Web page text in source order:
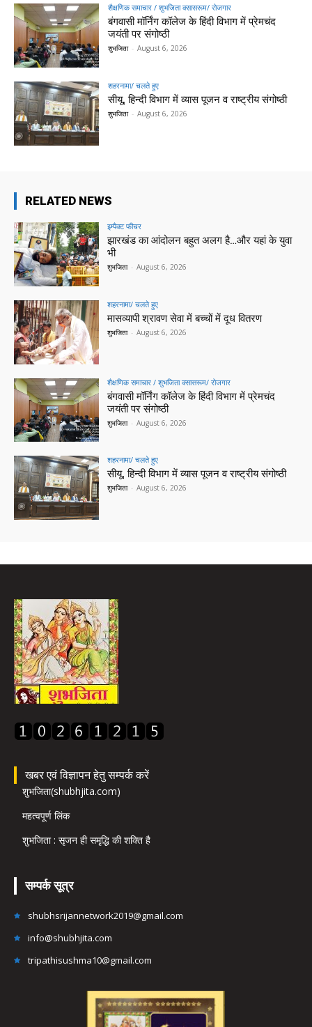
शैक्षणिक समाचार / शुभजिता क्सासरूम/ रोजगार
बंगवासी मॉर्निंग कॉलेज के हिंदी विभाग में प्रेमचंद
जयंती पर संगोष्ठी
शुभजिता - August 6, 2026
शहरनामा/ चलते हुए
सीयू, हिन्दी विभाग में व्यास पूजन व राष्ट्रीय संगोष्ठी
शुभजिता - August 6, 2026
RELATED NEWS
इम्पैक्ट फीचर
झारखंड का आंदोलन बहुत अलग है…और यहां के युवा
भी
शुभजिता - August 6, 2026
शहरनामा/ चलते हुए
मासव्यापी श्रावण सेवा में बच्चों में दूध वितरण
शुभजिता - August 6, 2026
शैक्षणिक समाचार / शुभजिता क्सासरूम/ रोजगार
बंगवासी मॉर्निंग कॉलेज के हिंदी विभाग में प्रेमचंद
जयंती पर संगोष्ठी
शुभजिता - August 6, 2026
शहरनामा/ चलते हुए
सीयू, हिन्दी विभाग में व्यास पूजन व राष्ट्रीय संगोष्ठी
शुभजिता - August 6, 2026
खबर एवं विज्ञापन हेतु सम्पर्क करें
शुभजिता(shubhjita.com)
महत्वपूर्ण लिंक
शुभजिता : सृजन ही समृद्धि की शक्ति है
सम्पर्क सूत्र
shubhsrijannetwork2019@gmail.com
info@shubhjita.com
tripathisushma10@gmail.com